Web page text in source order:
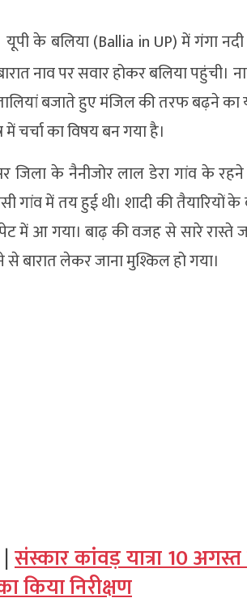
यूपी के बलिया (Ballia in UP) में गंगा
नाव पर सवार होकर बलिया पहुंची।
बजाते हुए मंजिल की तरफ बढ़ने का
में चर्चा का विषय बन गया है।
जिला के नैनीजोर लाल डेरा गांव के
गांव में तय हुई थी। शादी की तैयारियों
में आ गया। बाढ़ की वजह से सारे रास्ते
से बारात लेकर जाना मुश्किल हो गया।
संस्कार कांवड़ यात्रा 10
किया निरीक्षण